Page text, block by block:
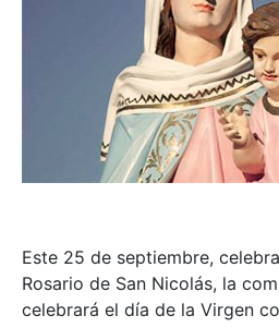
Este 25 de septiembre,
Rosario de San Nicolás, la
celebrará el día de la Virgen